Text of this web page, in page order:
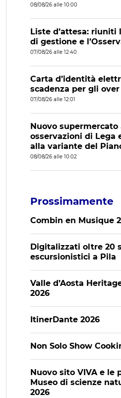
08/08/26 alle 10:00
Liste d’attesa: riuniti
di gestione e
07/08/26 alle 12:40
Carta d’identità
scadenza per gli
07/08/26 alle 12:01
Nuovo supermercato
osservazioni di Lega
alla variante del
08/08/26 alle 10:02
Prossimamente
Combin en Musique
Digitalizzati oltre 20
escursionistici a Pila
Valle d’Aosta
2026
ItinerDante 2026
Non Solo Show
Nuovo sito VIVA e le
Museo di scienze
2026